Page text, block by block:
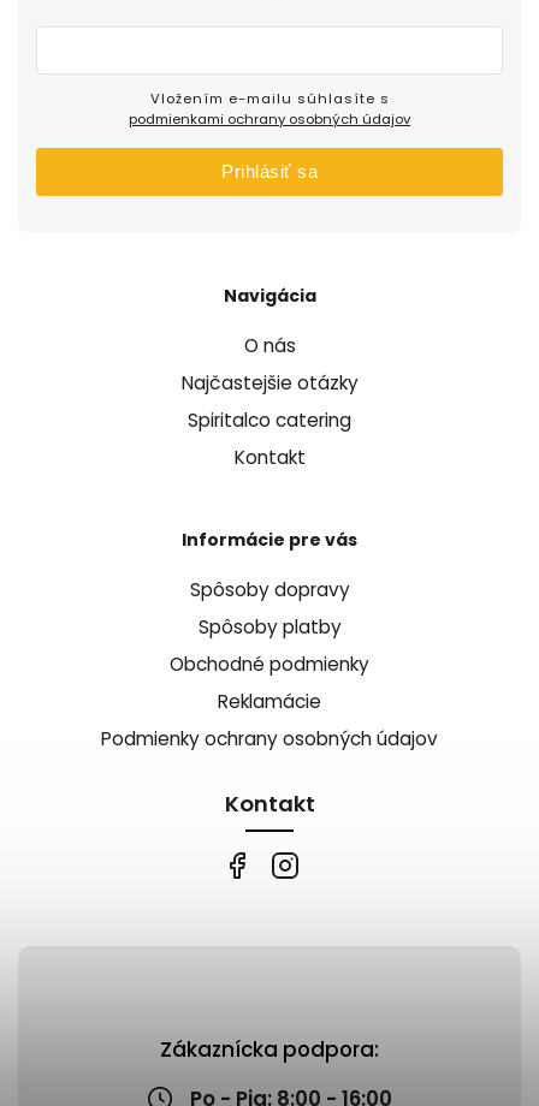
Zákaznícka podpora:
Po - Pia: 8:00 - 16:00
Navigácia
O nás
Najčastejšie otázky
Spiritalco catering
Kontakt
Informácie pre vás
Spôsoby dopravy
Spôsoby platby
Obchodné podmienky
Reklamácie
Podmienky ochrany osobných údajov
Kontakt
podmienkami ochrany osobných údajov
Prihlásiť sa